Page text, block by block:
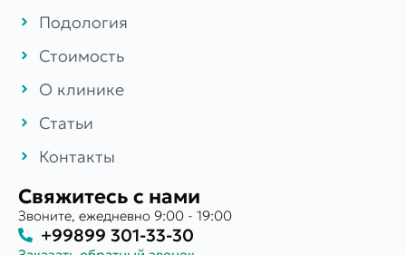
Подология
Стоимость
О клинике
Статьи
Контакты
Свяжитесь с нами
Звоните, ежедневно 9:00 - 19:00
+99899 301-33-30